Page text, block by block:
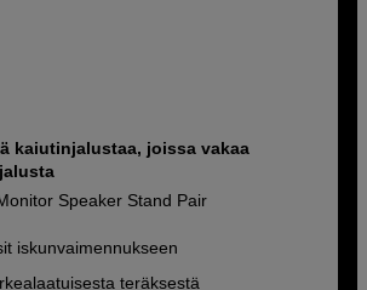
kaiutinjalustaa, joissa vakaa
Speaker Stand Pair
iskunvaimennukseen
teräksestä